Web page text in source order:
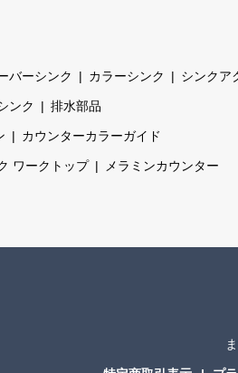
バーシンク カラーシンク シンクア
ンク 排水部品
カウンターカラーガイド
ワークトップ メラミンカウンター